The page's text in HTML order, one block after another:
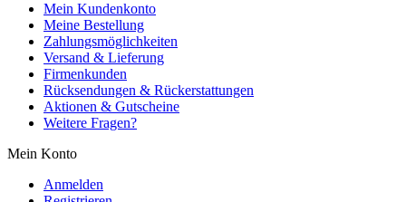
Mein Kundenkonto
Meine Bestellung
Zahlungsmöglichkeiten
Versand & Lieferung
Firmenkunden
Rücksendungen & Rückerstattungen
Aktionen & Gutscheine
Weitere Fragen?
Mein Konto
Anmelden